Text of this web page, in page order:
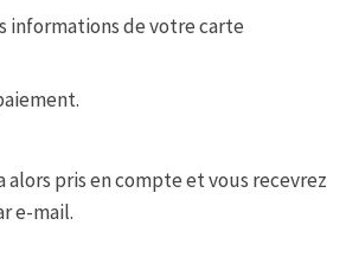
informations de votre carte
alors pris en compte et vous recevrez
e-mail.